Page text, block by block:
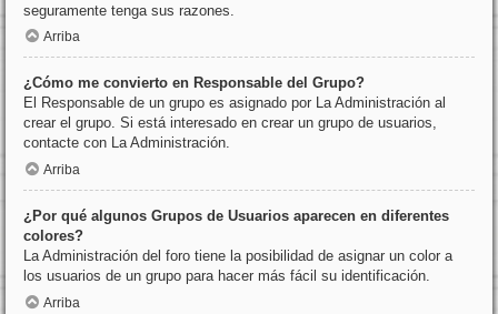
seguramente tenga sus razones.
Arriba
¿Cómo me convierto en Responsable del Grupo?
El Responsable de un grupo es asignado por La Administración al
crear el grupo. Si está interesado en crear un grupo de usuarios,
contacte con La Administración.
Arriba
¿Por qué algunos Grupos de Usuarios aparecen en diferentes
colores?
La Administración del foro tiene la posibilidad de asignar un color a
los usuarios de un grupo para hacer más fácil su identificación.
Arriba